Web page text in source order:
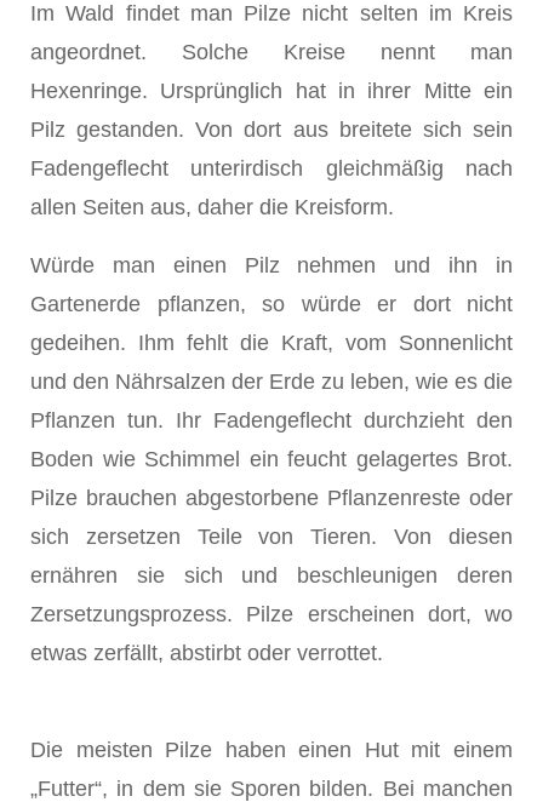
Im Wald findet man Pilze nicht selten im Kreis
angeordnet. Solche Kreise nennt man
Hexenringe. Ursprünglich hat in ihrer Mitte ein
Pilz gestanden. Von dort aus breitete sich sein
Fadengeflecht unterirdisch gleichmäßig nach
allen Seiten aus, daher die Kreisform.
Würde man einen Pilz nehmen und ihn in
Gartenerde pflanzen, so würde er dort nicht
gedeihen. Ihm fehlt die Kraft, vom Sonnenlicht
und den Nährsalzen der Erde zu leben, wie es die
Pflanzen tun. Ihr Fadengeflecht durchzieht den
Boden wie Schimmel ein feucht gelagertes Brot.
Pilze brauchen abgestorbene Pflanzenreste oder
sich zersetzen Teile von Tieren. Von diesen
ernähren sie sich und beschleunigen deren
Zersetzungsprozess. Pilze erscheinen dort, wo
etwas zerfällt, abstirbt oder verrottet.
Die meisten Pilze haben einen Hut mit einem
„Futter“, in dem sie Sporen bilden. Bei manchen